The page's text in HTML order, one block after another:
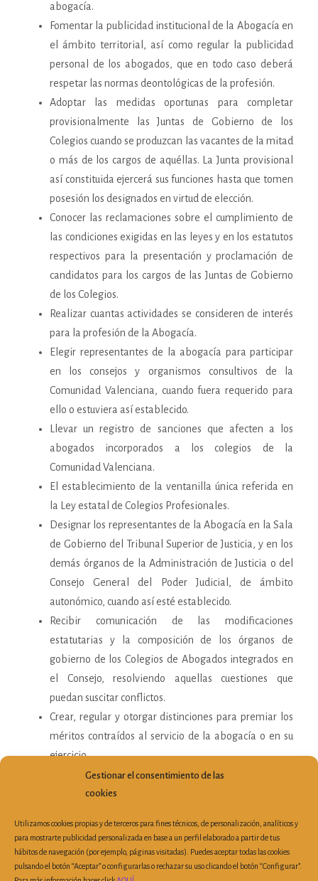
Gestionar el consentimiento de las
cookies
Utilizamos cookies propias y de terceros para fines técnicos, de personalización, analíticos y
para mostrarte publicidad personalizada en base a un perfil elaborado a partir de tus
hábitos de navegación (por ejemplo, páginas visitadas). Puedes aceptar todas las cookies
pulsando el botón “Aceptar” o configurarlas o rechazar su uso clicando el botón “Configurar”.
abogacía.
Fomentar la publicidad institucional de la Abogacía en
el ámbito territorial, así como regular la publicidad
personal de los abogados, que en todo caso deberá
respetar las normas deontológicas de la profesión.
Adoptar las medidas oportunas para completar
provisionalmente las Juntas de Gobierno de los
Colegios cuando se produzcan las vacantes de la mitad
o más de los cargos de aquéllas. La Junta provisional
así constituida ejercerá sus funciones hasta que tomen
posesión los designados en virtud de elección.
Conocer las reclamaciones sobre el cumplimiento de
las condiciones exigidas en las leyes y en los estatutos
respectivos para la presentación y proclamación de
candidatos para los cargos de las Juntas de Gobierno
de los Colegios.
Realizar cuantas actividades se consideren de interés
para la profesión de la Abogacía.
Elegir representantes de la abogacía para participar
en los consejos y organismos consultivos de la
Comunidad Valenciana, cuando fuera requerido para
ello o estuviera así establecido.
Llevar un registro de sanciones que afecten a los
abogados incorporados a los colegios de la
Comunidad Valenciana.
El establecimiento de la ventanilla única referida en
la Ley estatal de Colegios Profesionales.
Designar los representantes de la Abogacía en la Sala
de Gobierno del Tribunal Superior de Justicia, y en los
demás órganos de la Administración de Justicia o del
Consejo General del Poder Judicial, de ámbito
autonómico, cuando así esté establecido.
Recibir comunicación de las modificaciones
estatutarias y la composición de los órganos de
gobierno de los Colegios de Abogados integrados en
el Consejo, resolviendo aquellas cuestiones que
puedan suscitar conflictos.
Crear, regular y otorgar distinciones para premiar los
méritos contraídos al servicio de la abogacía o en su
ejercicio.
Las que redunden en beneficio de la protección de los
intereses de los consumidores y usuarios de los